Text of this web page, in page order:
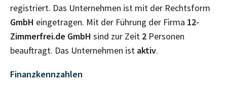
registriert. Das Unternehmen ist mit der Rechtsform
GmbH eingetragen. Mit der Führung der Firma 12-
Zimmerfrei.de GmbH sind zur Zeit 2 Personen
beauftragt. Das Unternehmen ist aktiv.
Finanzkennzahlen